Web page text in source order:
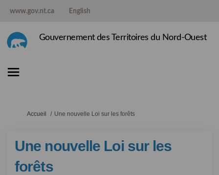
www.gov.nt.ca English
Gouvernement des Territoires du Nord-Ouest
Vous êtes ici:
Accueil Une nouvelle Loi sur les forêts
Une nouvelle Loi sur les
forêts